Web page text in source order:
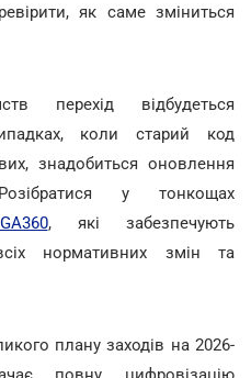
як саме зміниться
перехід відбудеться
коли старий код
знадобиться оновлення
у тонкощах
, які забезпечують
нормативних змін та
плану заходів на 2026-